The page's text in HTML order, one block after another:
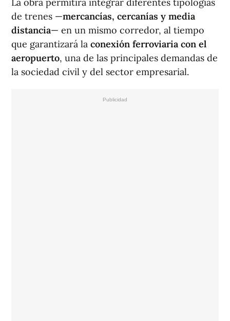
La obra permitirá integrar diferentes tipologías
de trenes —mercancías, cercanías y media
distancia— en un mismo corredor, al tiempo
que garantizará la conexión ferroviaria con el
aeropuerto, una de las principales demandas de
la sociedad civil y del sector empresarial.